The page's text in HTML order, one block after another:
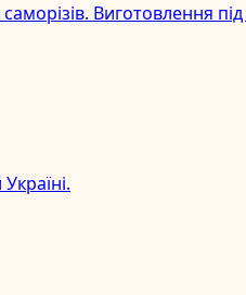
Виготовлення під